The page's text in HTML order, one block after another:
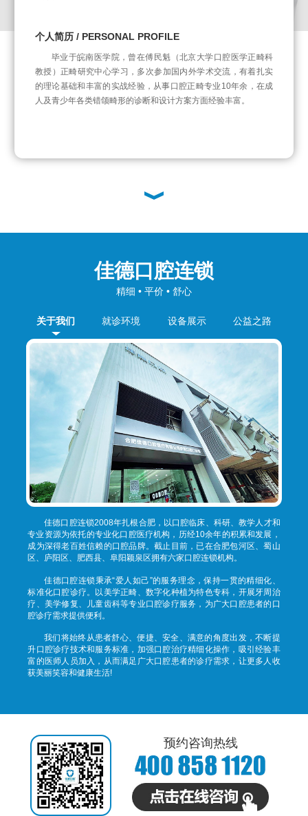
PROFILE
在傅民魁（北京大学口腔医学正畸科
多次参加国内外学术交流，有着扎实
验，从事口腔正畸专业10年余，在成
诊断和设计方案方面经验丰富。
任职，从事口腔诊疗工
积极学习口腔美学修复
口腔美容修复方案。积
厚的理论造诣与丰富的
佳德口腔连锁
精细 • 平价 • 舒心
关于我们 就诊环境 设备展示 公益之路
佳德口腔连锁2008年扎根合肥，以口腔临床、科研、教学人才和
专业资源为依托的专业化口腔医疗机构，历经10余年的积累和发展，
成为深得老百姓信赖的口腔品牌。截止目前，已在合肥包河区、蜀山
区、庐阳区、肥西县、阜阳颖泉区拥有六家口腔连锁机构。
佳德口腔连锁秉承“爱人如己”的服务理念，保持一贯的精细化、
标准化口腔诊疗。以美学正畸、数字化种植为特色专科，开展牙周治
疗、美学修复、儿童齿科等专业口腔诊疗服务，为广大口腔患者的口
腔诊疗需求提供便利。
我们将始终从患者舒心、便捷、安全、满意的角度出发，不断提
升口腔诊疗技术和服务标准，加强口腔治疗精细化操作，吸引经验丰
富的医师人员加入，从而满足广大口腔患者的诊疗需求，让更多人收
获美丽笑容和健康生活!
预约咨询热线